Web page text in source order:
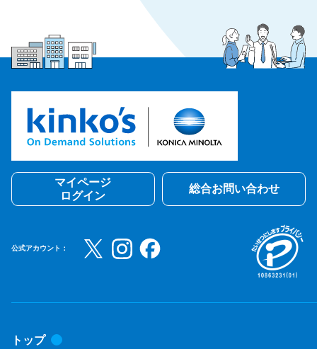
マイページ
ログイン
総合お問い合わせ
公式アカウント：
トップ